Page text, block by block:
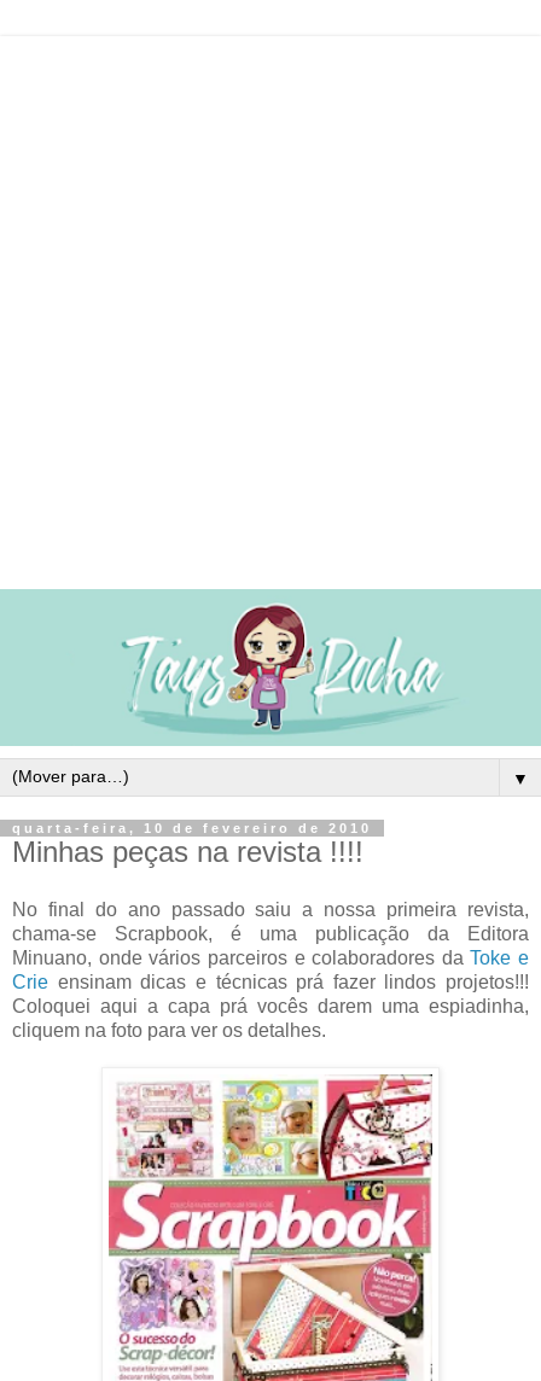
▼
quarta-feira, 10 de fevereiro de 2010
Minhas peças na revista !!!!
No final do ano passado saiu a nossa primeira revista,
chama-se Scrapbook, é uma publicação da Editora
Minuano, onde vários parceiros e colaboradores daToke e
Crie ensinam dicas e técnicas prá fazer lindos projetos!!!
Coloquei aqui a capa prá vocês darem uma espiadinha,
cliquem na foto para ver os detalhes.